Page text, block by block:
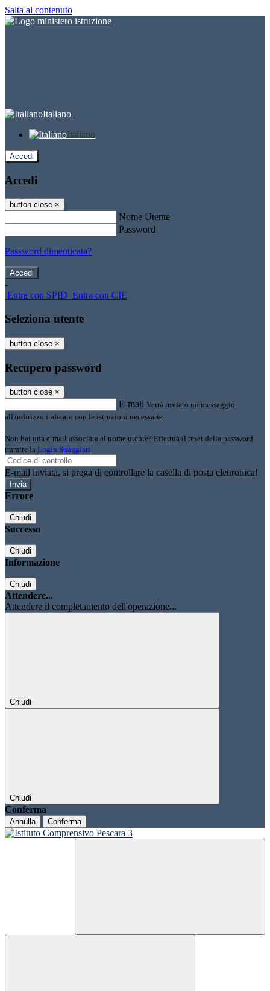
Salta al contenuto
Italiano
Italiano
Accedi
Accedi
button close ×
Nome Utente
Password
Password dimenticata?
-
Entra con SPID Entra con CIE
Seleziona utente
button close ×
Recupero password
button close ×
E-mail Verrà inviato un messaggio
all'indirizzo indicato con le istruzioni necessarie.
Non hai una e-mail associata al nome utente? Effettua il reset della password
tramite la Login Spaggiari
E-mail inviata, si prega di controllare la casella di posta elettronica!
Errore
Chiudi
Successo
Chiudi
Informazione
Chiudi
Attendere...
Attendere il completamento dell'operazione...
Chiudi
Chiudi
Conferma
Annulla Conferma